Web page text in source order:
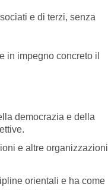
e di terzi, senza
in impegno concreto il
democrazia e della
e altre organizzazioni
orientali e ha come